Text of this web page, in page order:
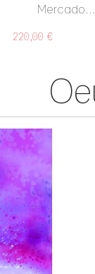
Mercado...
220,00 €